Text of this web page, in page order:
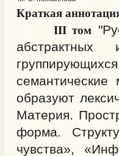
Краткая
III том
образуют
Материя.
форма.
чувства»,